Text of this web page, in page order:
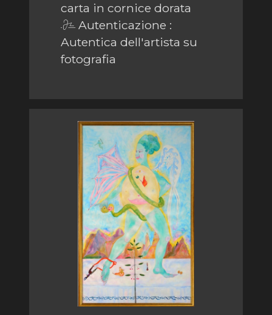
carta in cornice dorata
Autenticazione :
Autentica dell'artista su
fotografia